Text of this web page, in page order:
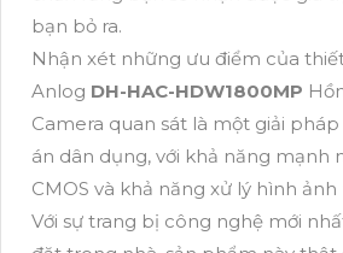
bạn bỏ ra.
Nhận xét những ưu điểm của
Anlog DH-HAC-HDW1800MP
Camera quan sát là một giải
án dân dụng, với khả năng mạnh
CMOS và khả năng xử lý hình
Với sự trang bị công nghệ mới